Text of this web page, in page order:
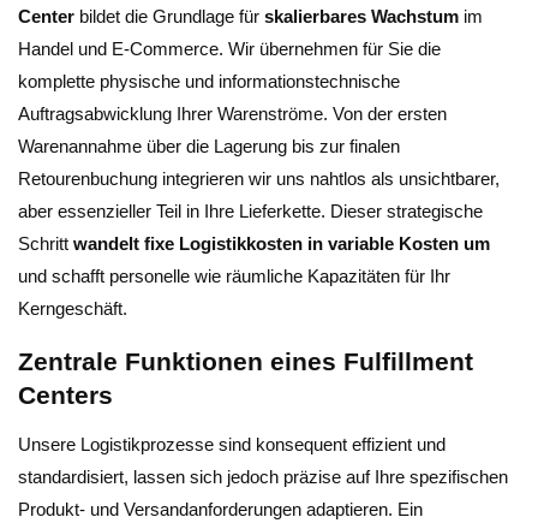
Center bildet die Grundlage für skalierbares Wachstum im
Handel und E-Commerce. Wir übernehmen für Sie die
komplette physische und informationstechnische
Auftragsabwicklung Ihrer Warenströme. Von der ersten
Warenannahme über die Lagerung bis zur finalen
Retourenbuchung integrieren wir uns nahtlos als unsichtbarer,
aber essenzieller Teil in Ihre Lieferkette. Dieser strategische
Schritt wandelt fixe Logistikkosten in variable Kosten um
und schafft personelle wie räumliche Kapazitäten für Ihr
Kerngeschäft.
Zentrale Funktionen eines Fulfillment
Centers
Unsere Logistikprozesse sind konsequent effizient und
standardisiert, lassen sich jedoch präzise auf Ihre spezifischen
Produkt- und Versandanforderungen adaptieren. Ein